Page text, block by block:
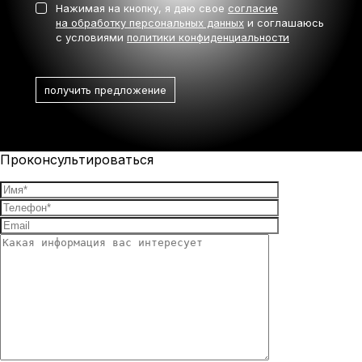
Нажимая на кнопку, я даю свое согласие
на обработку персональных данных и соглашаюсь
с условиями политики конфиденциальности
Проконсультироваться